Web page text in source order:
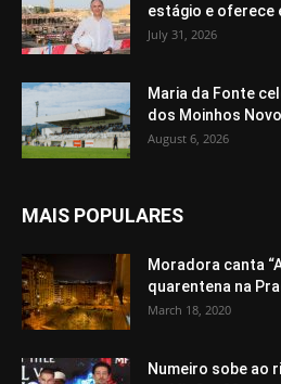
estágio e oferece
July 31, 2026
Maria da Fonte
dos Moinhos
August 6, 2026
MAIS POPULARES
Moradora canta
quarentena na
March 18, 2020
Numeiro sobe ao